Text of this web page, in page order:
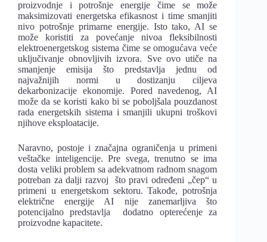
proizvodnje i potrošnje energije čime se može
maksimizovati energetska efikasnost i time smanjiti
nivo potrošnje primarne energije. Isto tako, AI se
može koristiti za povećanje nivoa fleksibilnosti
elektroenergetskog sistema čime se omogućava veće
uključivanje obnovljivih izvora. Sve ovo utiče na
smanjenje emisija što predstavlja jednu od
najvažnijih normi u dostizanju ciljeva
dekarbonizacije ekonomije. Pored navedenog, AI
može da se koristi kako bi se poboljšala pouzdanost
rada energetskih sistema i smanjili ukupni troškovi
njihove eksploatacije.
Naravno, postoje i značajna ograničenja u primeni
veštačke inteligencije. Pre svega, trenutno se ima
dosta veliki problem sa adekvatnom radnom snagom
potreban za dalji razvoj što pravi određeni „čep“ u
primeni u energetskom sektoru. Takođe, potrošnja
električne energije AI nije zanemarljiva što
potencijalno predstavlja dodatno opterećenje za
proizvodne kapacitete.